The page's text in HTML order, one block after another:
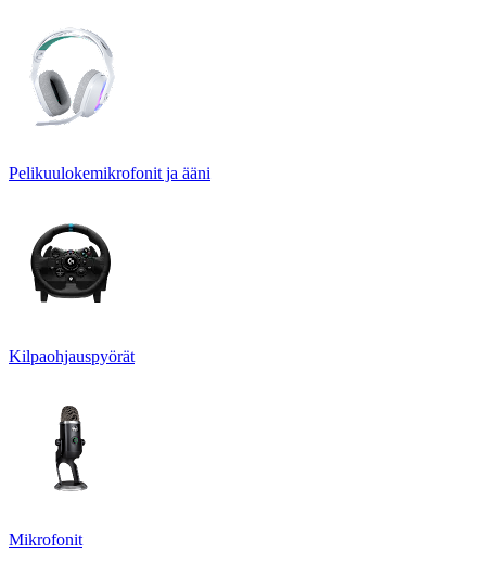
Pelikuulokemikrofonit ja ääni
Kilpaohjauspyörät
Mikrofonit